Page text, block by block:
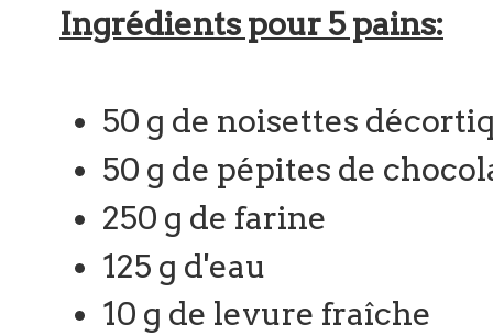
Ingrédients pour 5 pains:
50 g de noisettes
50 g de pépites de
250 g de farine
125 g d'eau
10 g de levure fraîche